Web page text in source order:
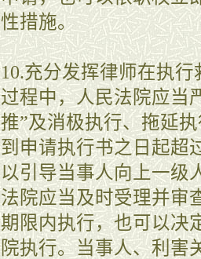
性措施。
10.充分发挥律师在执
过程中，人民法院应当
推”及消极执行、拖延
到申请执行书之日起超
以引导当事人向上一级
法院应当及时受理并审
期限内执行，也可以决
院执行。当事人、利害